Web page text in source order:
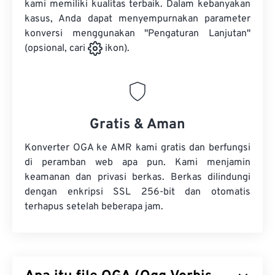
kami memiliki kualitas terbaik. Dalam kebanyakan
kasus, Anda dapat menyempurnakan parameter
konversi menggunakan "Pengaturan Lanjutan"
(opsional, cari
ikon).
Gratis & Aman
Konverter OGA ke AMR kami gratis dan berfungsi
di peramban web apa pun. Kami menjamin
keamanan dan privasi berkas. Berkas dilindungi
dengan enkripsi SSL 256-bit dan otomatis
terhapus setelah beberapa jam.